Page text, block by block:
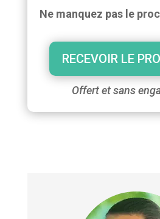
Ne manquez pas le
RECEVOIR LE
Offert et sans